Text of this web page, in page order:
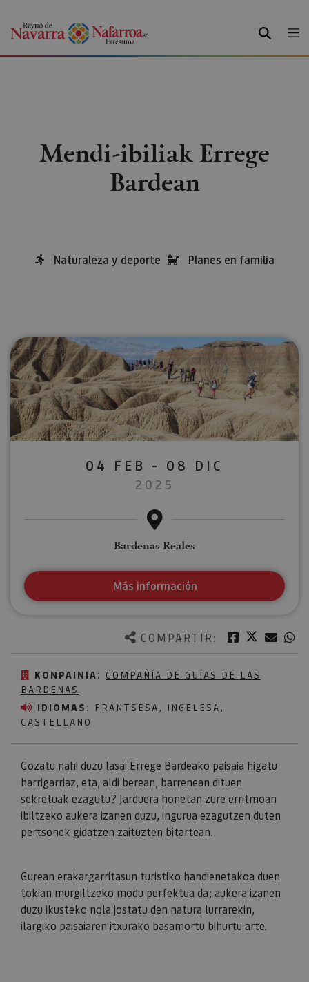
BILATU
Mendi-ibiliak Errege
Bardean
Naturaleza y deporte Planes en familia
COMPARTIR: Facebook
Twitter
KONPAINIA: COMPAÑÍA DE GUÍAS DE LAS
BARDENAS
IDIOMAS:
FRANTSESA, INGELESA,
CASTELLANO
Gozatu nahi duzu lasai Errege Bardeako paisaia higatu
harrigarriaz, eta, aldi berean, barrenean dituen
sekretuak ezagutu? Jarduera honetan zure erritmoan
ibiltzeko aukera izanen duzu, ingurua ezagutzen duten
pertsonek gidatzen zaituzten bitartean.
Gurean erakargarritasun turistiko handienetakoa duen
tokian murgiltzeko modu perfektua da; aukera izanen
duzu ikusteko nola jostatu den natura lurrarekin,
ilargiko paisaiaren itxurako basamortu bihurtu arte.
04 FEB - 08 DIC
2025
Bardenas Reales
Más información